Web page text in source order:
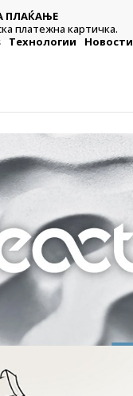
во продавницата
Технологии Новости